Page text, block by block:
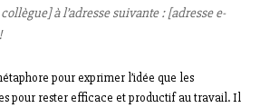
à l’adresse suivante : [adresse e-
pour exprimer l’idée que les
pour rester efficace et productif au travail. Il